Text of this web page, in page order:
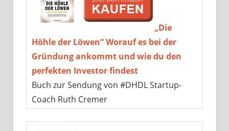
„Die
Höhle der Löwen“ Worauf es bei der
Gründung ankommt und wie du den
perfekten Investor findest
Buch zur Sendung von #DHDL Startup-
Coach Ruth Cremer